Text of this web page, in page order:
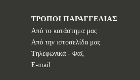
ΤΡΟΠΟΙ ΠΑΡΑΓΓΕΛΙΑΣ
Από το κατάστημα μας
Από την ιστοσελίδα μας
Tηλεφωνικά - Φαξ
E-mail